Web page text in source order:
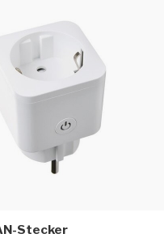
Stecker